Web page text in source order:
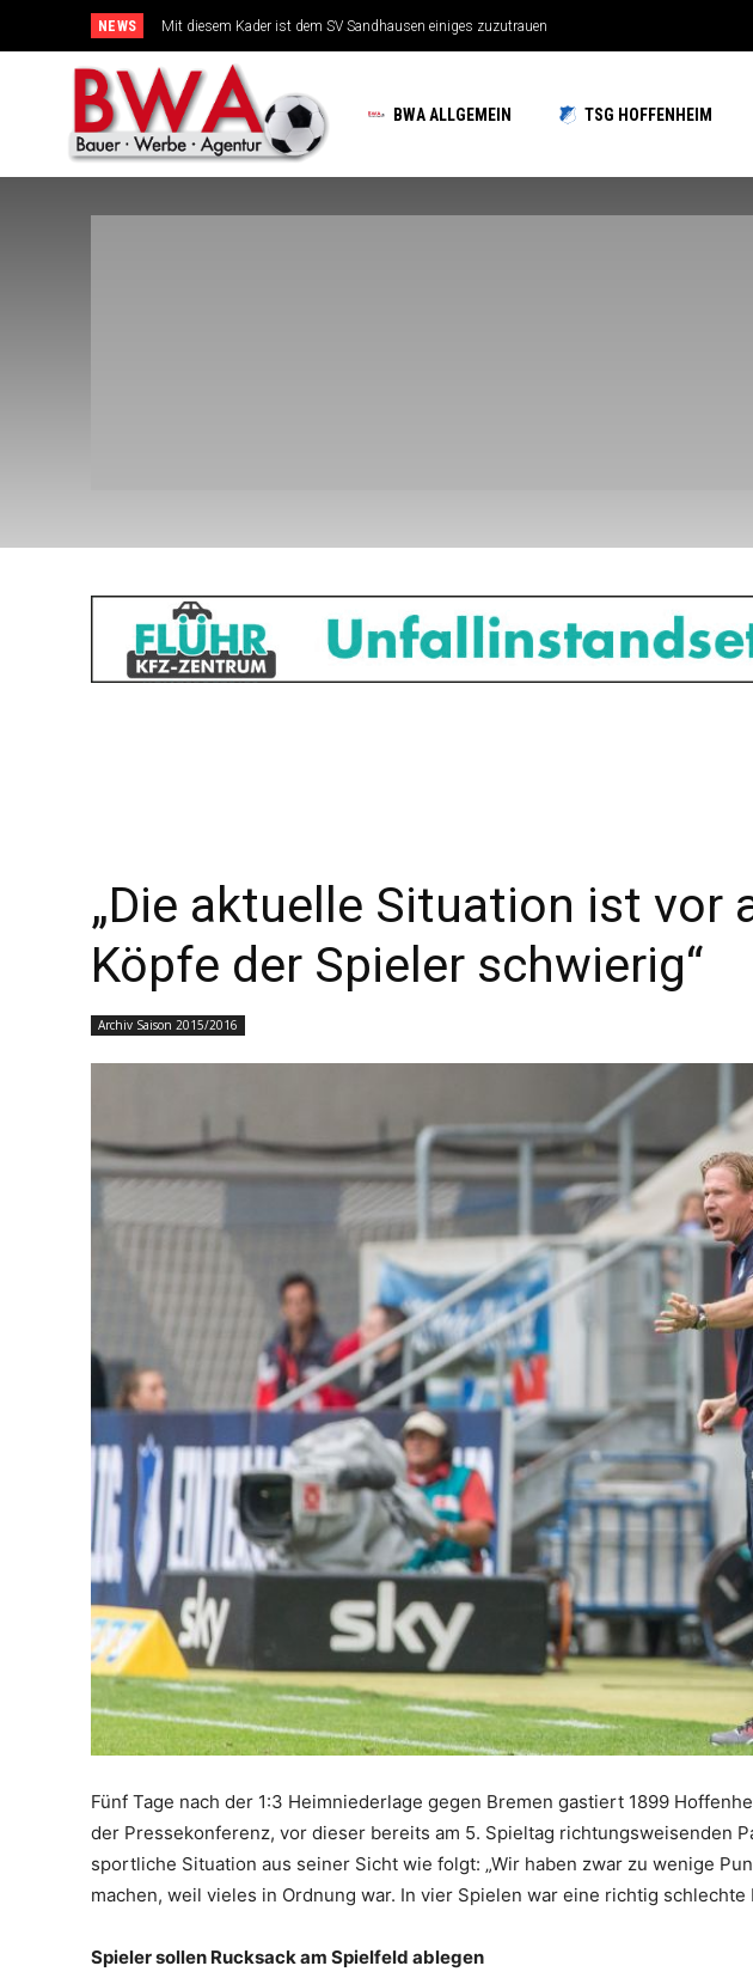
NEWS Mit diesem Kader ist dem SV Sandhausen einiges zuzutrauen
TSG-Erfolgsarchitekten sehen sich für den Tanz auf drei Hochzeiten gut aufgestellt
BWA ALLGEMEIN TSG HOFFENHEIM
„Die aktuelle Situation ist vor
Köpfe der Spieler schwierig“
Archiv Saison 2015/2016
Fünf Tage nach der 1:3 Heimniederlage gegen Bremen gastiert 1899
der Pressekonferenz, vor dieser bereits am 5. Spieltag richtungsweisenden
sportliche Situation aus seiner Sicht wie folgt: „Wir haben zwar zu wenige
machen, weil vieles in Ordnung war. In vier Spielen war eine richtig
Spieler sollen Rucksack am Spielfeld ablegen